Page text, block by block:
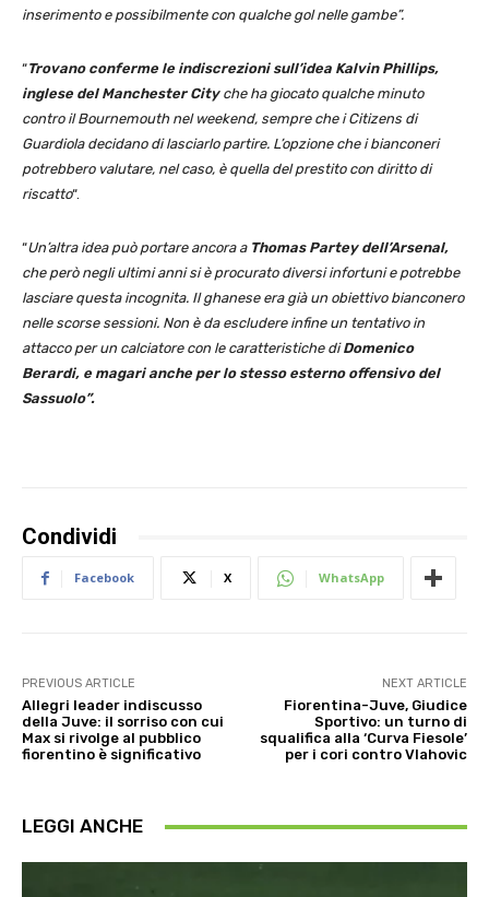
inserimento e possibilmente con qualche gol nelle gambe”.
“Trovano conferme le indiscrezioni sull’idea Kalvin Phillips,
inglese del Manchester City che ha giocato qualche minuto
contro il Bournemouth nel weekend, sempre che i Citizens di
Guardiola decidano di lasciarlo partire. L’opzione che i bianconeri
potrebbero valutare, nel caso, è quella del prestito con diritto di
riscatto“.
“Un’altra idea può portare ancora a Thomas Partey dell’Arsenal,
che però negli ultimi anni si è procurato diversi infortuni e potrebbe
lasciare questa incognita. Il ghanese era già un obiettivo bianconero
nelle scorse sessioni. Non è da escludere infine un tentativo in
attacco per un calciatore con le caratteristiche diDomenico
Berardi, e magari anche per lo stesso esterno offensivo del
Sassuolo”.
Condividi
Facebook X WhatsApp
PREVIOUS ARTICLE
Allegri leader indiscusso
della Juve: il sorriso con cui
Max si rivolge al pubblico
fiorentino è significativo
NEXT ARTICLE
Fiorentina-Juve, Giudice
Sportivo: un turno di
squalifica alla ‘Curva Fiesole’
per i cori contro Vlahovic
LEGGI ANCHE